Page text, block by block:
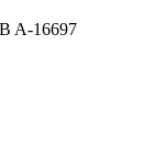
A-16697